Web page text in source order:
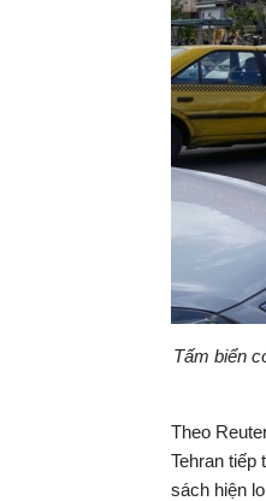
Tấm biển
Theo
Tehran tiếp
sách hiện